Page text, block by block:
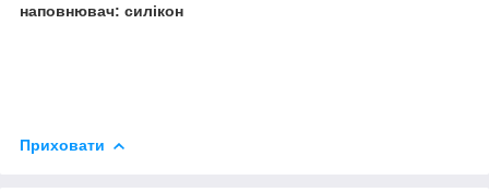
наповнювач: силікон
Приховати